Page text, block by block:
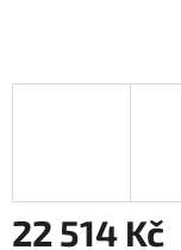
22 514 Kč